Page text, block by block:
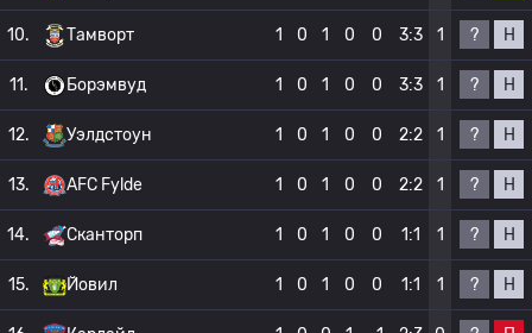
10. Тамворт 1 0 1 0 0 3:3 1 ? Н
11. Борэмвуд 1 0 1 0 0 3:3 1 ? Н
12. Уэлдстоун 1 0 1 0 0 2:2 1 ? Н
13. AFC Fylde 1 0 1 0 0 2:2 1 ? Н
14. Сканторп 1 0 1 0 0 1:1 1 ? Н
15. Йовил 1 0 1 0 0 1:1 1 ? Н